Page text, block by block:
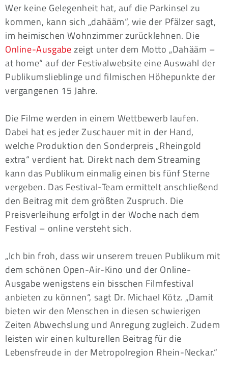
Wer keine Gelegenheit hat, auf die Parkinsel zu
kommen, kann sich „dahääm“, wie der Pfälzer sagt,
im heimischen Wohnzimmer zurücklehnen. Die
Online-Ausgabezeigt unter dem Motto „Dahääm –
at home“ auf der Festivalwebsite eine Auswahl der
Publikumslieblinge und filmischen Höhepunkte der
vergangenen 15 Jahre.
Die Filme werden in einem Wettbewerb laufen.
Dabei hat es jeder Zuschauer mit in der Hand,
welche Produktion den Sonderpreis „Rheingold
extra“ verdient hat. Direkt nach dem Streaming
kann das Publikum einmalig einen bis fünf Sterne
vergeben. Das Festival-Team ermittelt anschließend
den Beitrag mit dem größten Zuspruch. Die
Preisverleihung erfolgt in der Woche nach dem
Festival – online versteht sich.
„Ich bin froh, dass wir unserem treuen Publikum mit
dem schönen Open-Air-Kino und der Online-
Ausgabe wenigstens ein bisschen Filmfestival
anbieten zu können“, sagt Dr. Michael Kötz. „Damit
bieten wir den Menschen in diesen schwierigen
Zeiten Abwechslung und Anregung zugleich. Zudem
leisten wir einen kulturellen Beitrag für die
Lebensfreude in der Metropolregion Rhein-Neckar.“